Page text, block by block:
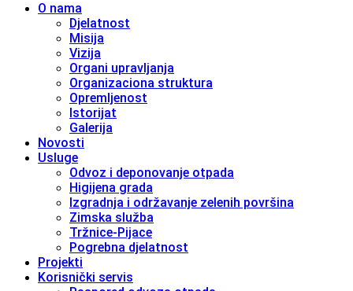
O nama
Djelatnost
Misija
Vizija
Organi upravljanja
Organizaciona struktura
Opremljenost
Istorijat
Galerija
Novosti
Usluge
Odvoz i deponovanje otpada
Higijena grada
Izgradnja i održavanje zelenih površina
Zimska služba
Tržnice-Pijace
Pogrebna djelatnost
Projekti
Korisnički servis